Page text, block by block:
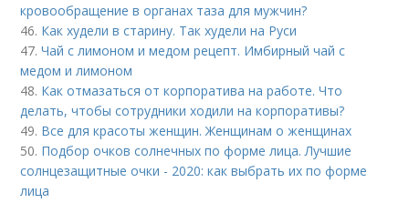
кровообращение в органах таза для мужчин?
46. Как худели в старину. Так худели на Руси
47.Чай с лимоном и медом рецепт. Имбирный чай с
медом и лимоном
48. Как отмазаться от корпоратива на работе. Что
делать, чтобы сотрудники ходили на корпоративы?
49. Все для красоты женщин. Женщинам о женщинах
50. Подбор очков солнечных по форме лица. Лучшие
солнцезащитные очки - 2020: как выбрать их по форме
лица